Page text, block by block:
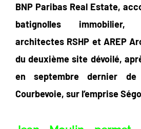
BNP Paribas Real Estate,
batignolles
architectes RSHP et AREP
du deuxième site dévoilé,
en septembre dernier de
Courbevoie, sur l’emprise